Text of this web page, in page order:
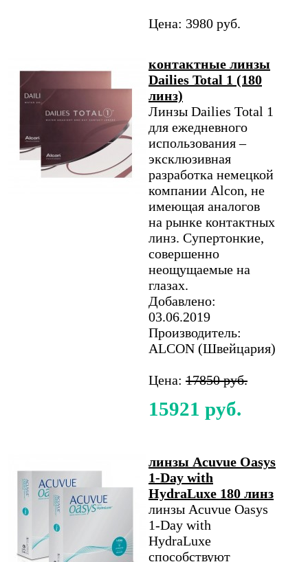
Цена: 3980 руб.
контактные линзы
Dailies Total 1 (180
линз)
Линзы Dailies Total 1
для ежедневного
использования –
эксклюзивная
разработка немецкой
компании Alcon, не
имеющая аналогов
на рынке контактных
линз. Супертонкие,
совершенно
неощущаемые на
глазах.
Добавлено:
03.06.2019
Производитель:
ALCON (Швейцария)
Цена: 17850 руб.
15921 руб.
линзы Acuvue Oasys
1-Day with
HydraLuxe 180 линз
линзы Acuvue Oasys
1-Day with
HydraLuxe
способствуют